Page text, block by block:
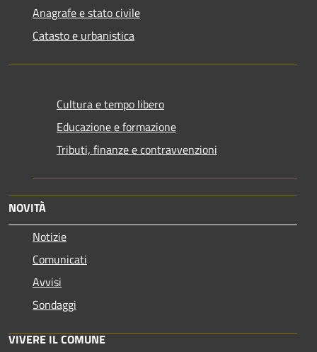
Anagrafe e stato civile
Catasto e urbanistica
Cultura e tempo libero
Educazione e formazione
Tributi, finanze e contravvenzioni
NOVITÀ
Notizie
Comunicati
Avvisi
Sondaggi
VIVERE IL COMUNE